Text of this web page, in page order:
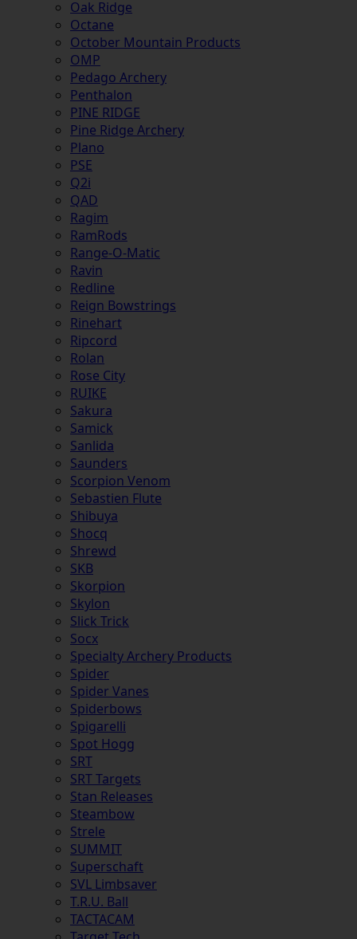
Oak Ridge
Octane
October Mountain Products
OMP
Pedago Archery
Penthalon
PINE RIDGE
Pine Ridge Archery
Plano
PSE
Q2i
QAD
Ragim
RamRods
Range-O-Matic
Ravin
Redline
Reign Bowstrings
Rinehart
Ripcord
Rolan
Rose City
RUIKE
Sakura
Samick
Sanlida
Saunders
Scorpion Venom
Sebastien Flute
Shibuya
Shocq
Shrewd
SKB
Skorpion
Skylon
Slick Trick
Socx
Specialty Archery Products
Spider
Spider Vanes
Spiderbows
Spigarelli
Spot Hogg
SRT
SRT Targets
Stan Releases
Steambow
Strele
SUMMIT
Superschaft
SVL Limbsaver
T.R.U. Ball
TACTACAM